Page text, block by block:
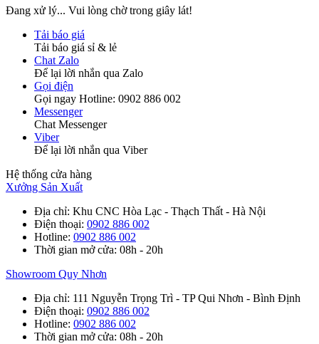
Đang xử lý... Vui lòng chờ trong giây lát!
Tải báo giá
Tải báo giá sỉ & lẻ
Chat Zalo
Để lại lời nhắn qua Zalo
Gọi điện
Gọi ngay Hotline: 0902 886 002
Messenger
Chat Messenger
Viber
Để lại lời nhắn qua Viber
Hệ thống cửa hàng
Xưởng Sản Xuất
Địa chỉ: Khu CNC Hòa Lạc - Thạch Thất - Hà Nội
Điện thoại: 0902 886 002
Hotline: 0902 886 002
Thời gian mở cửa: 08h - 20h
Showroom Quy Nhơn
Địa chỉ: 111 Nguyễn Trọng Trì - TP Qui Nhơn - Bình Định
Điện thoại: 0902 886 002
Hotline: 0902 886 002
Thời gian mở cửa: 08h - 20h